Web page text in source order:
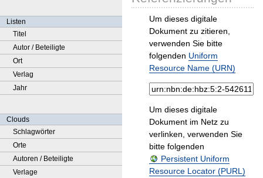
Listen
Titel
Autor / Beteiligte
Ort
Verlag
Jahr
Clouds
Schlagwörter
Orte
Autoren / Beteiligte
Verlage
Um dieses digitale
Dokument zu zitieren,
verwenden Sie bitte
folgenden Uniform
Resource Name (URN)
Um dieses digitale
Dokument im Netz zu
verlinken, verwenden Sie
bitte folgenden
Persistent Uniform
Resource Locator (PURL)